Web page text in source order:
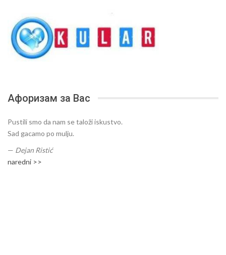
Афоризам за Вас
Pustili smo da nam se taloži iskustvo.
Sad gacamo po mulju.
— Dejan Ristić
naredni >>